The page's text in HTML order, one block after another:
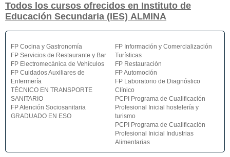
Todos los cursos ofrecidos en Instituto de
Educación Secundaria (IES) ALMINA
FP Cocina y Gastronomía
FP Servicios de Restaurante y Bar
FP Electromecánica de Vehículos
FP Cuidados Auxiliares de
Enfermería
TÉCNICO EN TRANSPORTE
SANITARIO
FP Atención Sociosanitaria
GRADUADO EN ESO
FP Información y Comercialización
Turísticas
FP Restauración
FP Automoción
FP Laboratorio de Diagnóstico
Clínico
PCPI Programa de Cualificación
Profesional Inicial hostelería y
turismo
PCPI Programa de Cualificación
Profesional Inicial Industrias
Alimentarias